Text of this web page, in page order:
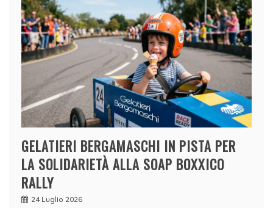
GELATIERI BERGAMASCHI IN PISTA PER
LA SOLIDARIETÀ ALLA SOAP BOXXICO
RALLY
24 Luglio 2026